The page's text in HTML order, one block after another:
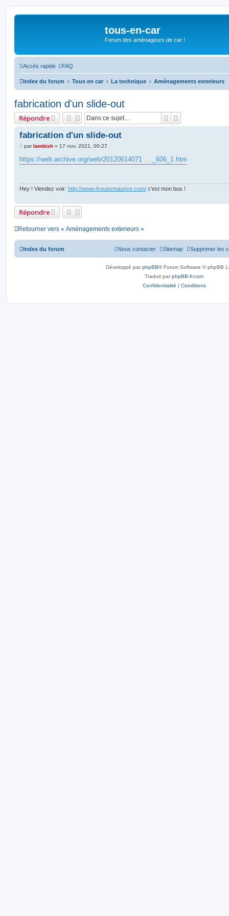
tous-en-car
Forum des aménageurs de car !
Accès rapide FAQ
Index du forum Tous en car La technique Aménagements exterieurs
fabrication d'un slide-out
Répondre Rechercher
fabrication d'un slide-out
M
s
s
parlambish » 17 nov. 2021, 00:27
https://web.archive.org/web/20120614071 ... _606_1.htm
Hey ! Viendez voir: http://www.4rouesmaurice.com/ c'est mon bus !
Répondre
Retourner vers « Aménagements exterieurs »
Index du forum Supprimer les
Sitemap
Nous contacter
Développé parphpBB® Forum Software © phpBB
Traduit parphpBB-fr.com
Confidentialité | Conditions